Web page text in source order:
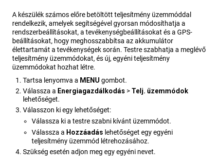
A készülék számos előre betöltött teljesítmény üzemmóddal
rendelkezik, amelyek segítségével gyorsan módosíthatja a
rendszerbeállításokat, a tevékenységbeállításokat és a GPS-
beállításokat, hogy meghosszabbítsa az akkumulátor
élettartamát a tevékenységek során. Testre szabhatja a meglévő
teljesítmény üzemmódokat, és új, egyéni teljesítmény
üzemmódokat hozhat létre.
Tartsa lenyomva a MENU gombot.
Válassza a Energia​gazdálkodás > Telj. üzemmódok
lehetőséget.
Válasszon ki egy lehetőséget:
Válassza ki a testre szabni kívánt üzemmódot.
Válassza a Hozzáadás lehetőséget egy egyéni
teljesítmény üzemmód létrehozásához.
Szükség esetén adjon meg egy egyéni nevet.